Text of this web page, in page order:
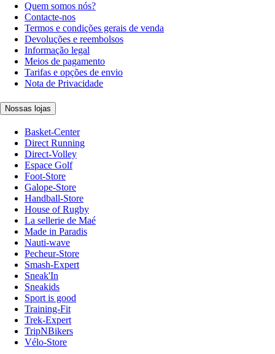
Quem somos nós?
Contacte-nos
Termos e condições gerais de venda
Devoluções e reembolsos
Informação legal
Meios de pagamento
Tarifas e opções de envio
Nota de Privacidade
Nossas lojas
Basket-Center
Direct Running
Direct-Volley
Espace Golf
Foot-Store
Galope-Store
Handball-Store
House of Rugby
La sellerie de Maé
Made in Paradis
Nauti-wave
Pecheur-Store
Smash-Expert
Sneak'In
Sneakids
Sport is good
Training-Fit
Trek-Expert
TripNBikers
Vélo-Store